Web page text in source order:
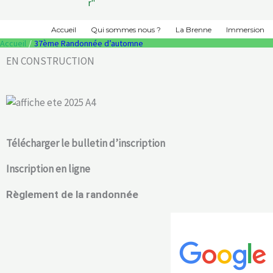
r"
Accueil Qui sommes nous ? La Brenne Immersion
Accueil 37ème Randonnée d’automne
EN CONSTRUCTION
Télécharger le bulletin d’inscription
Inscription en ligne
Règlement de la randonnée